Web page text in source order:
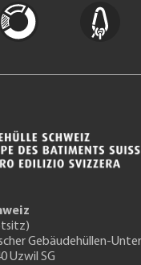
Gebäudehüllen-
Uzwil SG